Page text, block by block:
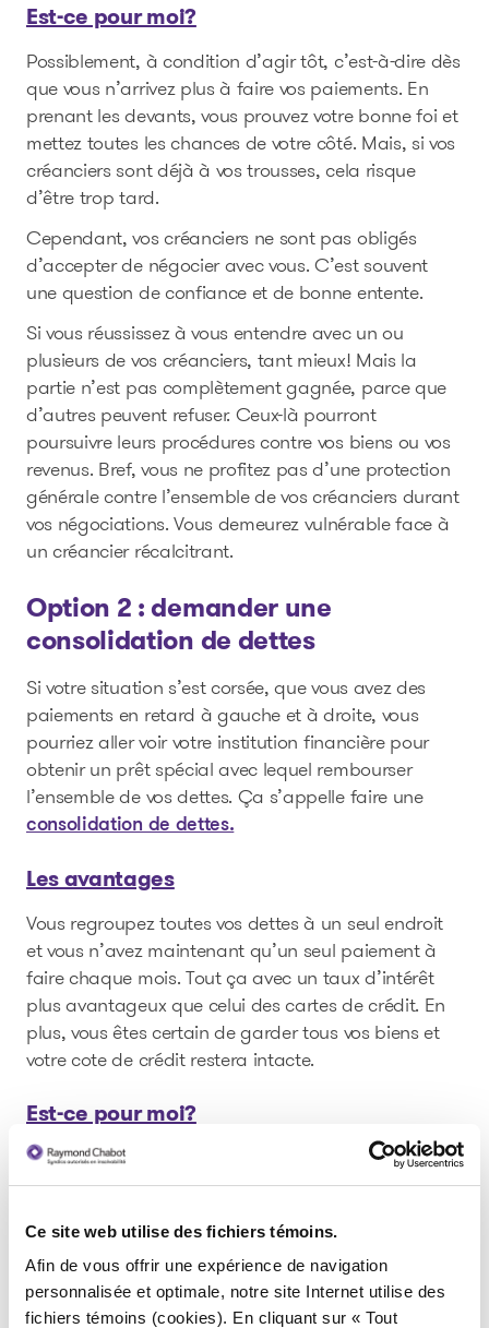
Ce site web utilise des fichiers témoins.
Afin de vous offrir une expérience de navigation
personnalisée et optimale, notre site Internet utilise des
fichiers témoins (cookies). En cliquant sur « Tout
Est-ce pour moi?
Possiblement, à condition d’agir tôt, c’est-à-dire dès
que vous n’arrivez plus à faire vos paiements. En
prenant les devants, vous prouvez votre bonne foi et
mettez toutes les chances de votre côté. Mais, si vos
créanciers sont déjà à vos trousses, cela risque
d’être trop tard.
Cependant, vos créanciers ne sont pas obligés
d’accepter de négocier avec vous. C’est souvent
une question de confiance et de bonne entente.
Si vous réussissez à vous entendre avec un ou
plusieurs de vos créanciers, tant mieux! Mais la
partie n’est pas complètement gagnée, parce que
d’autres peuvent refuser. Ceux-là pourront
poursuivre leurs procédures contre vos biens ou vos
revenus. Bref, vous ne profitez pas d’une protection
générale contre l’ensemble de vos créanciers durant
vos négociations. Vous demeurez vulnérable face à
un créancier récalcitrant.
Option 2 : demander une
consolidation de dettes
Si votre situation s’est corsée, que vous avez des
paiements en retard à gauche et à droite, vous
pourriez aller voir votre institution financière pour
obtenir un prêt spécial avec lequel rembourser
l’ensemble de vos dettes. Ça s’appelle faire une
consolidation de dettes.
Les avantages
Vous regroupez toutes vos dettes à un seul endroit
et vous n’avez maintenant qu’un seul paiement à
faire chaque mois. Tout ça avec un taux d’intérêt
plus avantageux que celui des cartes de crédit. En
plus, vous êtes certain de garder tous vos biens et
votre cote de crédit restera intacte.
Est-ce pour moi?
Si vous avez un emploi stable, que vous avez
généralement été un bon payeur et que vos revenus
mesure de leurs échéances, c’est une solution
envisageable. La consolidation de dettes s’adresse
aux consommateurs qui possèdent un bon dossier
de crédit et un ratio d’endettement inférieur à 40 %.